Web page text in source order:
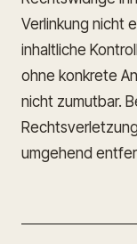
Verlinkung nicht
inhaltliche
ohne konkrete
nicht zumutbar.
umgehend